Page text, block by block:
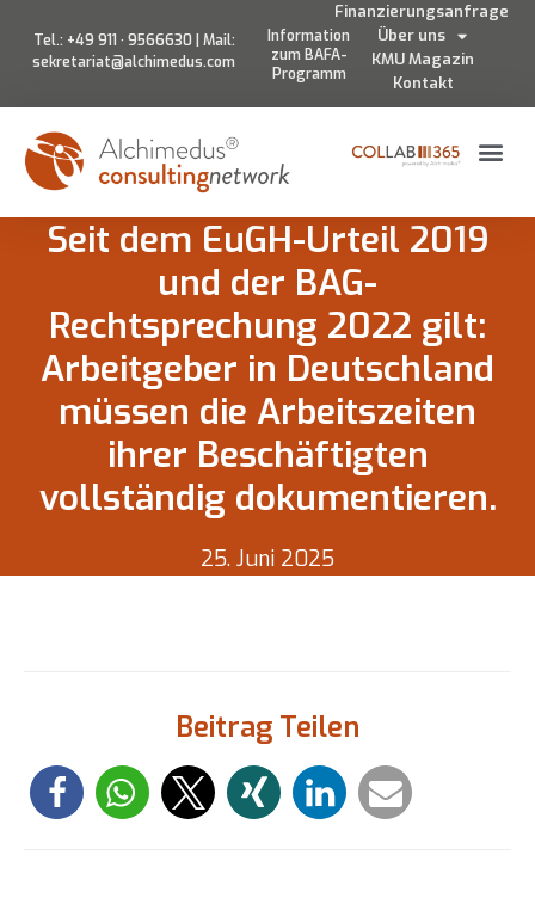
Tel.: +49 911 · 9566630 | Mail:
sekretariat@alchimedus.com
Information
zum BAFA-
Programm
Finanzierungsanfrage
Über uns
KMU Magazin
Kontakt
Seit dem EuGH-Urteil 2019
und der BAG-
Rechtsprechung 2022 gilt:
Arbeitgeber in Deutschland
müssen die Arbeitszeiten
ihrer Beschäftigten
vollständig dokumentieren.
25. Juni 2025
Beitrag Teilen